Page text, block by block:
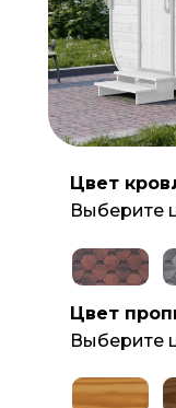
Цвет
Выберите
Выберите
Цвет